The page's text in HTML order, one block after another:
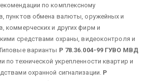
по комплексному
пунктов обмена валюты, оружейных и
коммерческих и других фирм и
средствами охраны, видеоконтроля и
варианты Р 78.36.004-99 ГУВО МВД
по технической укрепленности квартир и
охранной сигнализации. Р